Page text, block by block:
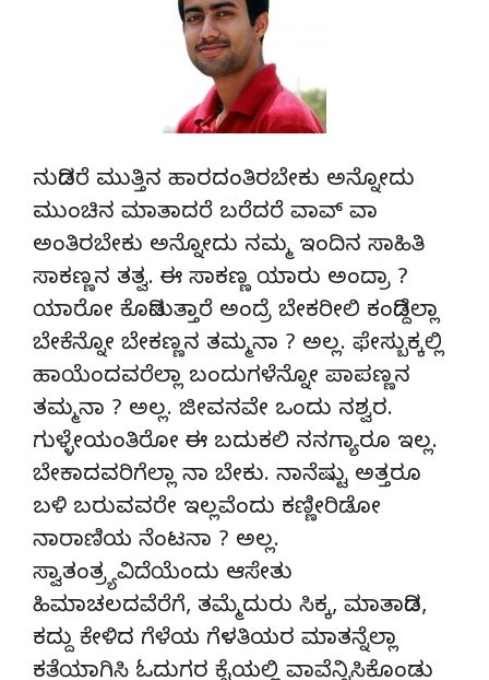
ನುಡಿದರೆ ಮುತ್ತಿನ ಹಾರದಂತಿರಬೇಕು ಅನ್ನೋದು
ಮುಂಚಿನ ಮಾತಾದರೆ ಬರೆದರೆ ವಾವ್ ವಾ
ಅಂತಿರಬೇಕು ಅನ್ನೋದು ನಮ್ಮ ಇಂದಿನ ಸಾಹಿತಿ
ಸಾಕಣ್ಣನ ತತ್ವ. ಈ ಸಾಕಣ್ಣ ಯಾರು ಅಂದ್ರಾ ?
ಯಾರೋ ಕೊಡಿಸುತ್ತಾರೆ ಅಂದ್ರೆ ಬೇಕರೀಲಿ ಕಂಡಿದ್ದೆಲ್ಲಾ
ಬೇಕೆನ್ನೋ ಬೇಕಣ್ಣನ ತಮ್ಮನಾ ? ಅಲ್ಲ. ಫೇಸ್ಬುಕ್ಕಲ್ಲಿ
ಹಾಯೆಂದವರೆಲ್ಲಾ ಬಂದುಗಳೆನ್ನೋ ಪಾಪಣ್ಣನ
ತಮ್ಮನಾ ? ಅಲ್ಲ. ಜೀವನವೇ ಒಂದು ನಶ್ವರ.
ಗುಳ್ಳೇಯಂತಿರೋ ಈ ಬದುಕಲಿ ನನಗ್ಯಾರೂ ಇಲ್ಲ.
ಬೇಕಾದವರಿಗೆಲ್ಲಾ ನಾ ಬೇಕು. ನಾನೆಷ್ಟು ಅತ್ತರೂ
ಬಳಿ ಬರುವವರೇ ಇಲ್ಲವೆಂದು ಕಣ್ಣೀರಿಡೋ
ನಾರಾಣಿಯ ನೆಂಟನಾ ? ಅಲ್ಲ.
ಸ್ವಾತಂತ್ರ್ಯವಿದೆಯೆಂದು ಆಸೇತು
ಹಿಮಾಚಲದವೆರೆಗೆ, ತಮ್ಮೆದುರು ಸಿಕ್ಕ, ಮಾತಾಡಿದ,
ಕದ್ದು ಕೇಳಿದ ಗೆಳೆಯ ಗೆಳತಿಯರ ಮಾತನ್ನೆಲ್ಲಾ
ಕತೆಯಾಗಿಸಿ ಓದುಗರ ಕೈಯಲ್ಲಿ ವಾವೆನ್ನಿಸಿಕೊಂಡು